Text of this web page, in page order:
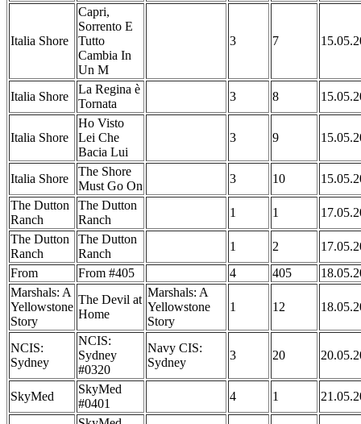
Italia Shore
Capri,
Sorrento E
Tutto
Cambia In
Un M
3 7
Italia Shore
La Regina è
Tornata
3 8
Italia Shore
Ho Visto
Lei Che
Bacia Lui
3 9
Italia Shore
The Shore
Must Go On
3 10
The Dutton
Ranch
The Dutton
Ranch
1 1
The Dutton
Ranch
The Dutton
Ranch
1 2
From
From #405 4 405
Marshals: A
Yellowstone
Story
The Devil at
Home
Marshals: A
Yellowstone
Story
1 12
NCIS:
Sydney
NCIS:
Sydney
#0320
Navy CIS:
Sydney
3 20
SkyMed
SkyMed
#0401
4 1